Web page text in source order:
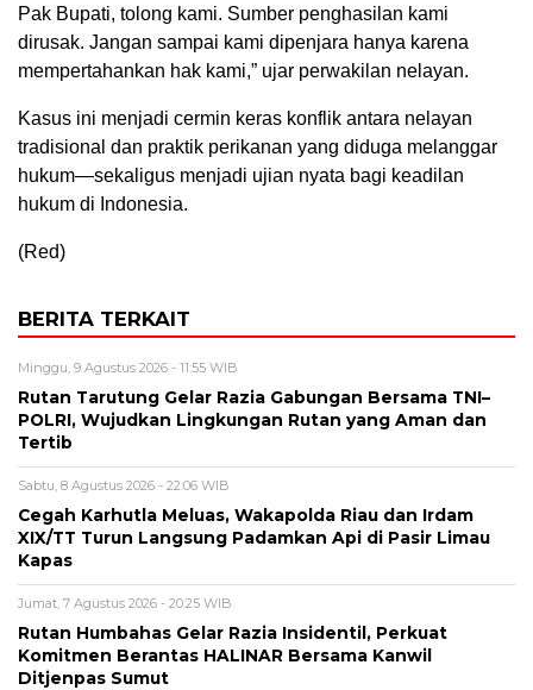
Pak Bupati, tolong kami. Sumber penghasilan kami
dirusak. Jangan sampai kami dipenjara hanya karena
mempertahankan hak kami,” ujar perwakilan nelayan.
Kasus ini menjadi cermin keras konflik antara nelayan
tradisional dan praktik perikanan yang diduga melanggar
hukum—sekaligus menjadi ujian nyata bagi keadilan
hukum di Indonesia.
(Red)
BERITA TERKAIT
Minggu, 9 Agustus 2026 - 11:55 WIB
Rutan Tarutung Gelar Razia Gabungan Bersama TNI–
POLRI, Wujudkan Lingkungan Rutan yang Aman dan
Tertib
Sabtu, 8 Agustus 2026 - 22:06 WIB
Cegah Karhutla Meluas, Wakapolda Riau dan Irdam
XIX/TT Turun Langsung Padamkan Api di Pasir Limau
Kapas
Jumat, 7 Agustus 2026 - 20:25 WIB
Rutan Humbahas Gelar Razia Insidentil, Perkuat
Komitmen Berantas HALINAR Bersama Kanwil
Ditjenpas Sumut